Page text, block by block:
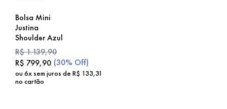
Bolsa Mini
Justina
Shoulder Azul
R$1.139,90
R$ 799,90 (30% Off)
ou6x sem juros de R$ 133,31
no cartão